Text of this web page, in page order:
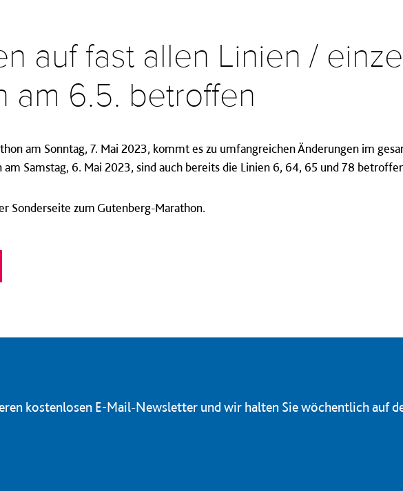
auf fast allen Linien /
am 6.5. betroffen
am Sonntag, 7. Mai 2023, kommt es zu umfangreichen Änderungen im
Samstag, 6. Mai 2023, sind auch bereits die Linien 6, 64, 65 und 78
Sonderseite zum Gutenberg-Marathon.
kostenlosen E-Mail-Newsletter und wir halten Sie wöchentlich auf